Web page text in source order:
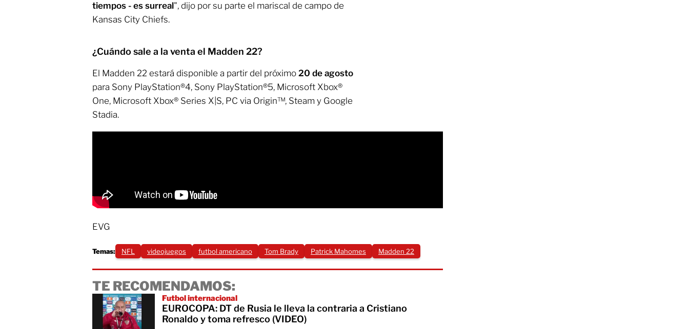
tiempos - es surreal", dijo por su parte el mariscal de campo de
Kansas City Chiefs.
¿Cuándo sale a la venta el Madden 22?
El Madden 22 estará disponible a partir del próximo 20 de agosto
para Sony PlayStation®4, Sony PlayStation®5, Microsoft Xbox®
One, Microsoft Xbox® Series X|S, PC via Origin™, Steam y Google
Stadia.
EVG
Temas: NFL videojuegos futbol americano Tom Brady Patrick Mahomes Madden 22
TE RECOMENDAMOS:
Futbol internacional
EUROCOPA: DT de Rusia le lleva la contraria a Cristiano
Ronaldo y toma refresco (VIDEO)